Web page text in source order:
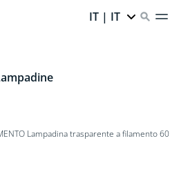
IT | IT
Lampadina trasparente a filamento 60